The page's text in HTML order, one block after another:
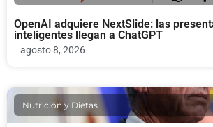
OpenAI adquiere NextSlide: las
inteligentes llegan a ChatGPT
agosto 8, 2026
Nutrición y Dietas